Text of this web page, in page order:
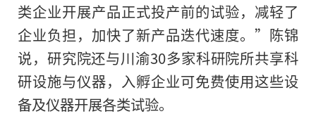
类企业开展产品正式投产前的试验，减轻了
企业负担，加快了新产品迭代速度。”陈锦
说，研究院还与川渝30多家科研院所共享科
研设施与仪器，入孵企业可免费使用这些设
备及仪器开展各类试验。